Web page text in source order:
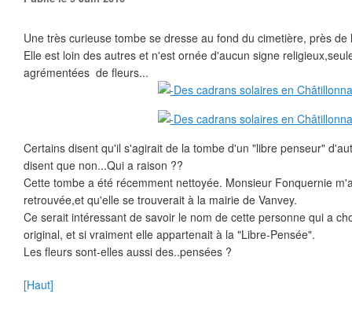
Une très curieuse tombe se dresse au fond du cimetière, près de
Elle est loin des autres et n'est ornée d'aucun signe
agrémentées de fleurs...
Certains disent qu'il s'agirait de la tombe d'un "libre penseur"
disent que non...Qui a raison ??
Cette tombe a été récemment nettoyée. Monsieur Fonquernie
retrouvée,et qu'elle se trouverait à la mairie de Vanvey.
Ce serait intéressant de savoir le nom de cette personne qui a
original, et si vraiment elle appartenait à la "Libre-Pensée".
Les fleurs sont-elles aussi des..pensées ?
[Haut]